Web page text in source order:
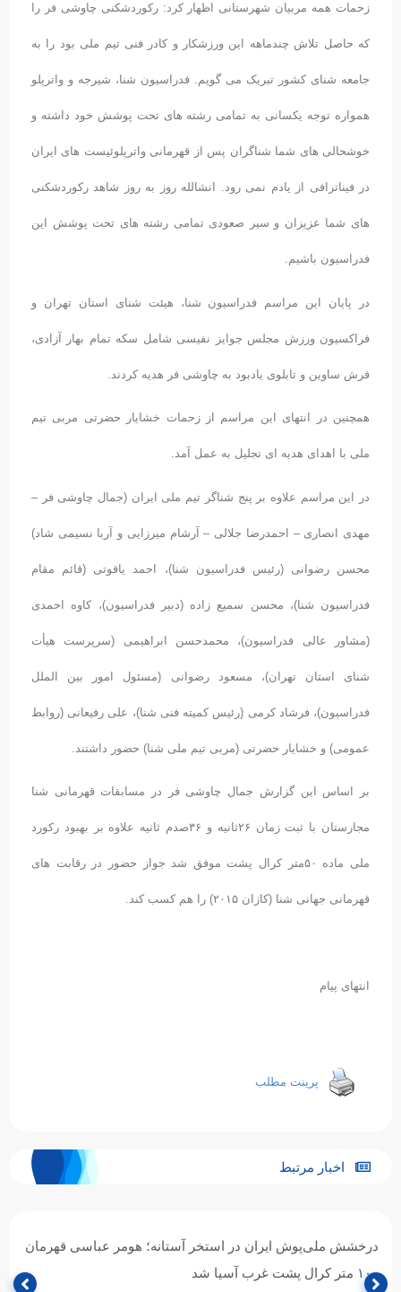
زحمات همه مربیان شهرستانی اظهار کرد: رکوردشکنی چاوشی فر را
که حاصل تلاش چندماهه این ورزشکار و کادر فنی تیم ملی بود را به
جامعه شنای کشور تبریک می گویم. فدراسیون شنا، شیرجه و واترپلو
همواره توجه یکسانی به تمامی رشته های تحت پوشش خود داشته و
خوشحالی های شما شناگران پس از قهرمانی واترپلوئیست های ایران
در فیناترافی از یادم نمی رود. انشالله روز به روز شاهد رکوردشکنی
های شما عزیزان و سیر صعودی تمامی رشته های تحت پوشش این
فدراسیون باشیم.
در پایان این مراسم فدراسیون شنا، هیئت شنای استان تهران و
فراکسیون ورزش مجلس جوایز نفیسی شامل سکه تمام بهار آزادی،
فرش ساوین و تابلوی یادبود به چاوشی فر هدیه کردند.
همچنین در انتهای این مراسم از زحمات خشایار حضرتی مربی تیم
ملی با اهدای هدیه ای تجلیل به عمل آمد.
در این مراسم علاوه بر پنج شناگر تیم ملی ایران (جمال چاوشی فر –
مهدی انصاری – احمدرضا جلالی – آرشام میرزایی و آربا نسیمی شاد)
محسن رضوانی (رئیس فدراسیون شنا)، احمد یاقوتی (قائم مقام
فدراسیون شنا)، محسن سمیع زاده (دبیر فدراسیون)، کاوه احمدی
(مشاور عالی فدراسیون)، محمدحسن ابراهیمی (سرپرست هیأت
شنای استان تهران)، مسعود رضوانی (مسئول امور بین الملل
فدراسیون)، فرشاد کرمی (رئیس کمیته فنی شنا)، علی رفیعانی (روابط
عمومی) و خشایار حضرتی (مربی تیم ملی شنا) حضور داشتند.
بر اساس این گزارش جمال چاوشی فر در مسابقات قهرمانی شنا
مجارستان با ثبت زمان ۲۶ثانیه و ۳۶صدم ثانیه علاوه بر بهبود رکورد
ملی ماده ۵۰متر کرال پشت موفق شد جواز حضور در رقابت های
قهرمانی جهانی شنا (کازان ۲۰۱۵) را هم کسب کند.
انتهای پیام
پرینت مطلب
اخبار مرتبط
درخشش ملی‌پوش ایران در استخر آستانه؛ هومر عباسی قهرمان
۱۰۰ متر کرال پشت غرب آسیا شد